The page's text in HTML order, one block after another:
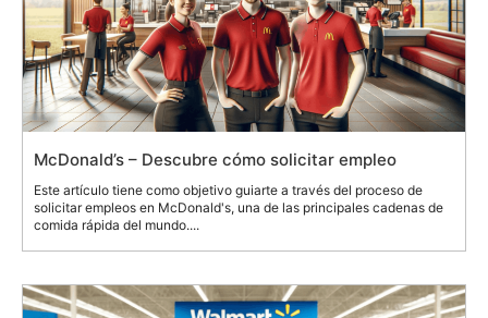
McDonald’s – Descubre cómo solicitar empleo
Este artículo tiene como objetivo guiarte a través del proceso de
solicitar empleos en McDonald's, una de las principales cadenas de
comida rápida del mundo....